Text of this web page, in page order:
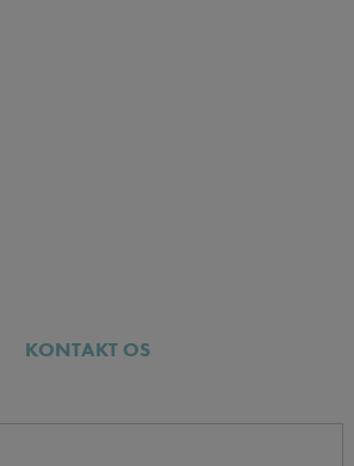
KONTAKT OS